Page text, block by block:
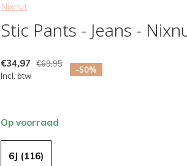
Nixnut
Stic Pants - Jeans -
€34,97
€69,95
Incl. btw
-50%
Op voorraad
6J (116)